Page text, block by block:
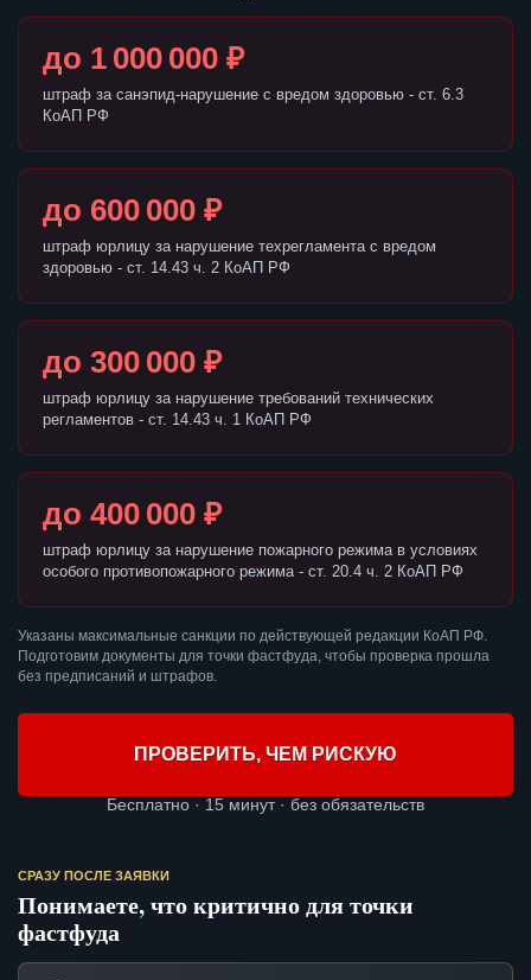
до 1 000 000 ₽
штраф за санэпид-нарушение с вредом здоровью - ст. 6.3
КоАП РФ
до 600 000 ₽
штраф юрлицу за нарушение техрегламента с вредом
здоровью - ст. 14.43 ч. 2 КоАП РФ
до 300 000 ₽
штраф юрлицу за нарушение требований технических
регламентов - ст. 14.43 ч. 1 КоАП РФ
до 400 000 ₽
штраф юрлицу за нарушение пожарного режима в условиях
особого противопожарного режима - ст. 20.4 ч. 2 КоАП РФ
Указаны максимальные санкции по действующей редакции КоАП РФ.
Подготовим документы для точки фастфуда, чтобы проверка прошла
без предписаний и штрафов.
ПРОВЕРИТЬ, ЧЕМ РИСКУЮ
Бесплатно · 15 минут · без обязательств
СРАЗУ ПОСЛЕ ЗАЯВКИ
Понимаете, что критично для точки
фастфуда